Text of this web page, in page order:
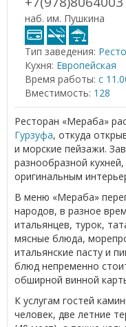
наб. им. Пушкина
Тип заведения:
Кухня: Европейская
Время работы: с
Вместимость: 128
Ресторан «Мераба»
Гурзуфа, откуда
и морские пейзажи.
разнообразной
оригинальным
В меню «Мераба»
народов, в разное
итальянцев, турок,
мясные блюда,
итальянские пасту и
блюд непременно
обширной винной
К услугам гостей
человек, две летние